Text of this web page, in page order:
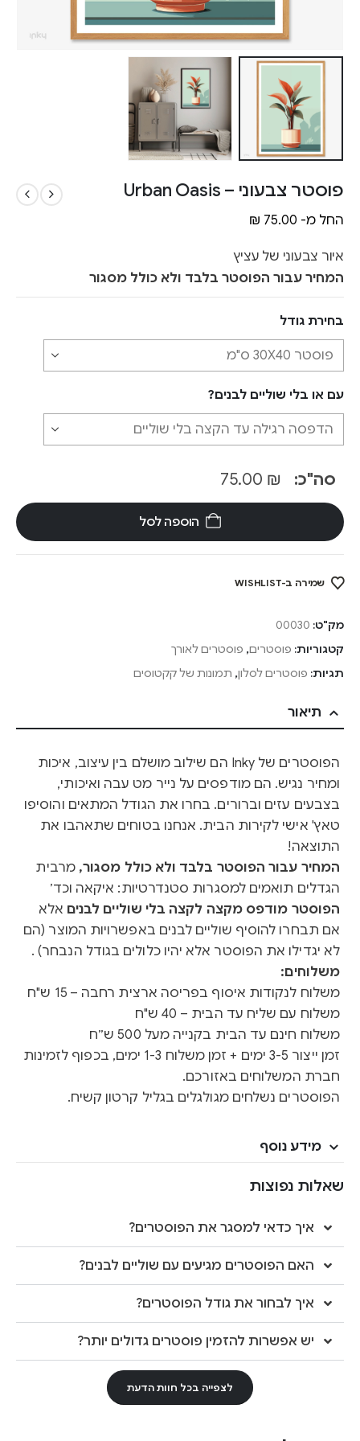
פוסטר צבעוני – Urban Oasis
החל מ- ₪ 75.00
איור צבעוני של עציץ
המחיר עבור הפוסטר בלבד ולא כולל מסגור
בחירת גודל
עם או בלי שוליים לבנים?
סה"כ: ₪
הוספה לסל
שמירה ב-WISHLIST
מק"ט: 00030
קטגוריות: פוסטרים, פוסטרים לאורך
תגיות: פוסטרים לסלון, תמונות של קקטוסים
תיאור
הפוסטרים של Inky הם שילוב מושלם בין עיצוב, איכות
ומחיר נגיש. הם מודפסים על נייר מט עבה ואיכותי,
בצבעים עזים וברורים. בחרו את הגודל המתאים והוסיפו
טאץ' אישי לקירות הבית. אנחנו בטוחים שתאהבו את
התוצאה!
המחיר עבור הפוסטר בלבד ולא כולל מסגור, מרבית
הגדלים תואמים למסגרות סטנדרטיות: איקאה וכד׳
הפוסטר מודפס מקצה לקצה בלי שוליים לבנים אלא
אם תבחרו להוסיף שוליים לבנים באפשרויות המוצר (הם
לא יגדילו את הפוסטר אלא יהיו כלולים בגודל הנבחר) .
משלוחים:
משלוח לנקודות איסוף בפריסה ארצית רחבה – 15 ש"ח
משלוח עם שליח עד הבית – 40 ש"ח
משלוח חינם עד הבית בקנייה מעל 500 ש״ח
זמן ייצור 3-5 ימים + זמן משלוח 1-3 ימים, בכפוף לזמינות
חברת המשלוחים באזורכם.
הפוסטרים נשלחים מגולגלים בגליל קרטון קשיח.
מידע נוסף
שאלות נפוצות
איך כדאי למסגר את הפוסטרים?
האם הפוסטרים מגיעים עם שוליים לבנים?
איך לבחור את גודל הפוסטרים?
יש אפשרות להזמין פוסטרים גדולים יותר?
לצפייה בכל חוות הדעת